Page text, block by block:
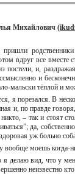
Михайлович (
пришли
вдруг все вместе
постели, и,
и
мальски тёплой и
я порезался. В
и, по правде
– так и стоят
да,
уж больно
вообще моешь когда-
делаю вид, что у
неизвестно